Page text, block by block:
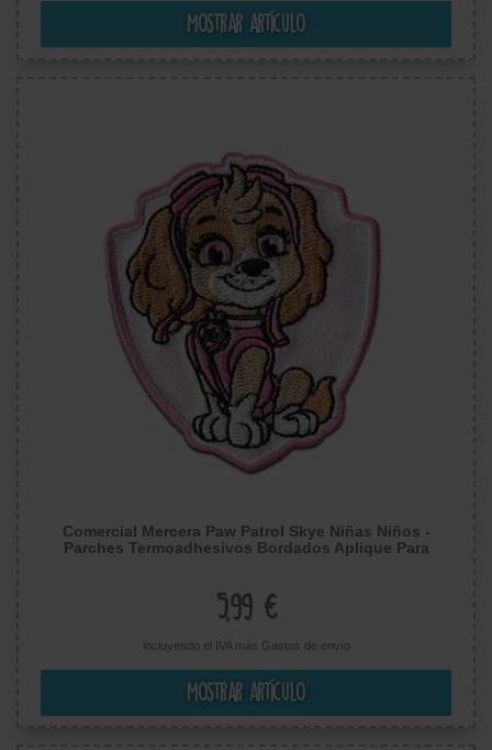
Mostrar artículo
Comercial Mercera Paw Patrol Skye Niñas Niños -
Parches Termoadhesivos Bordados Aplique Para
5,99 €
incluyendo el IVA más Gastos de envío
Mostrar artículo